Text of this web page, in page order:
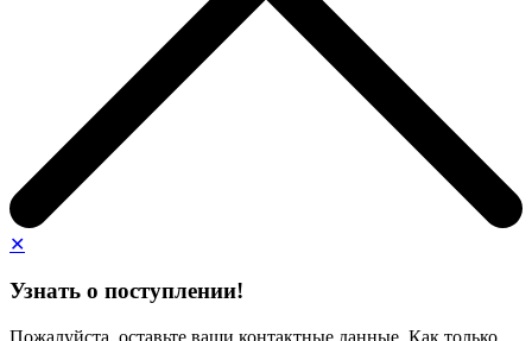
✕
Узнать о поступлении!
Пожалуйста, оставьте ваши контактные данные. Как только